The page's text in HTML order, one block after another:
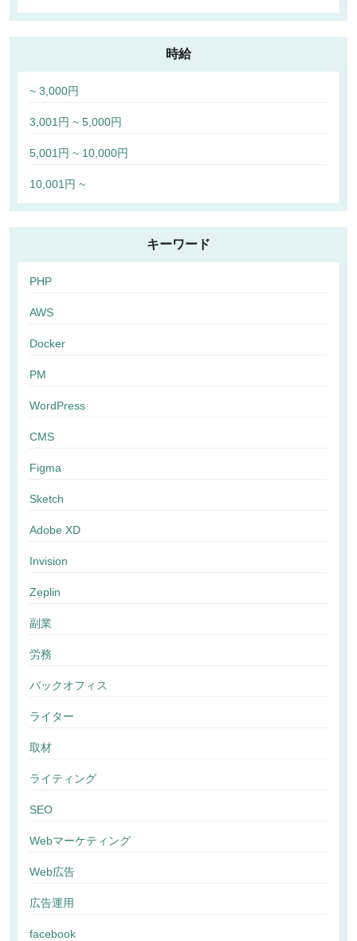
時給
~ 3,000円
3,001円 ~ 5,000円
5,001円 ~ 10,000円
10,001円 ~
キーワード
PHP
AWS
Docker
PM
WordPress
CMS
Figma
Sketch
Adobe XD
Invision
Zeplin
副業
労務
バックオフィス
ライター
取材
ライティング
SEO
Webマーケティング
Web広告
広告運用
facebook